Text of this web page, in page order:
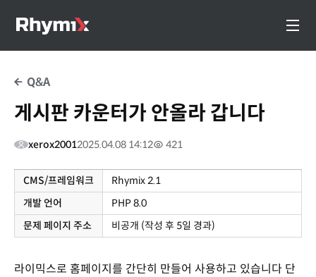
Q&A
게시판 카운터가 안올라 갑니다
xerox20012025.04.08 14:12 421
CMS/프레임워크
Rhymix 2.1
개발 언어
PHP 8.0
문제 페이지 주소
비공개 (작성 후 5일 경과)
라이믹스로 홈페이지를 간단히 만들어 사용하고 있습니다 단